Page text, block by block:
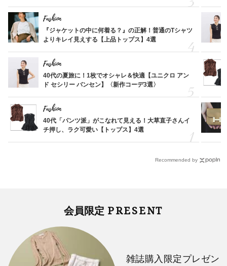
Fashion
『ジャケットの中に何着る？』の正解！普通のTシャツ
よりキレイ見えする【上品トップス】4選
Fashion
40代の夏旅に！1枚でオシャレ＆快適【ユニクロ アン
ド セシリー バンセン】〈新作コーデ3選〉
Fashion
40代「パンツ派」がこなれて見える！大草直子さんイ
チ押し、ラク可愛い【トップス】4選
Recommended by
会員限定 PRESENT
雑誌購入限定プレゼン